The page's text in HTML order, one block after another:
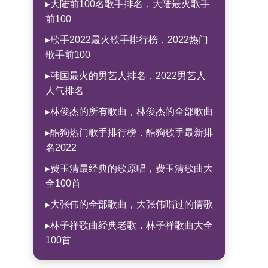
▸大陆前100名歌手排名，大陆最火歌手
前100
▸歌手2022最火歌手排行榜，2022热门
歌手前100
▸韩国最火的男艺人排名，2022男艺人
人气排名
▸林俊杰的所有歌曲，林俊杰的全部歌曲
▸酷狗热门歌手排行榜，酷狗歌手最新排
名2022
▸费玉清最经典的歌原唱，费玉清歌曲大
全100首
▸大张伟的全部歌曲，大张伟唱过的情歌
▸林子祥歌曲经典老歌，林子祥歌曲大全
100首